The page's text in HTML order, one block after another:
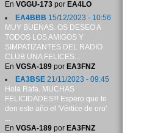
En VGGU-173por EA4LO
EA4BBB 15/12/2023 - 10:56
MUY BUENAS. OS DESEO A
TODOS LOS AMIGOS Y
SIMPATIZANTES DEL RADIO
CLUB UNA FELICES...
En VGSA-189por EA3FNZ
EA3BSE21/11/2023 - 09:45
Hola Rafa. MUCHAS
FELICIDADES!!! Espero que te
den este año el 'Vértice de oro'
...
En VGSA-189por EA3FNZ